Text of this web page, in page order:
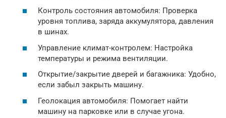
Контроль состояния автомобиля: Проверка
уровня топлива, заряда аккумулятора, давления
в шинах.
Управление климат-контролем: Настройка
температуры и режима вентиляции.
Открытие/закрытие дверей и багажника: Удобно,
если забыл закрыть машину.
Геолокация автомобиля: Помогает найти
машину на парковке или в случае угона.